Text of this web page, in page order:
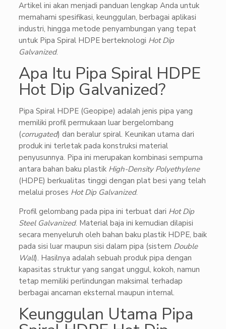
Artikel ini akan menjadi panduan lengkap Anda untuk
memahami spesifikasi, keunggulan, berbagai aplikasi
industri, hingga metode penyambungan yang tepat
untuk Pipa Spiral HDPE berteknologi Hot Dip
Galvanized.
Apa Itu Pipa Spiral HDPE
Hot Dip Galvanized?
Pipa Spiral HDPE (Geopipe) adalah jenis pipa yang
memiliki profil permukaan luar bergelombang
(corrugated) dan beralur spiral. Keunikan utama dari
produk ini terletak pada konstruksi material
penyusunnya. Pipa ini merupakan kombinasi sempurna
antara bahan baku plastik High-Density Polyethylene
(HDPE) berkualitas tinggi dengan plat besi yang telah
melalui proses Hot Dip Galvanized.
Profil gelombang pada pipa ini terbuat dari Hot Dip
Steel Galvanized. Material baja ini kemudian dilapisi
secara menyeluruh oleh bahan baku plastik HDPE, baik
pada sisi luar maupun sisi dalam pipa (sistem Double
Wall). Hasilnya adalah sebuah produk pipa dengan
kapasitas struktur yang sangat unggul, kokoh, namun
tetap memiliki perlindungan maksimal terhadap
berbagai ancaman eksternal maupun internal.
Keunggulan Utama Pipa